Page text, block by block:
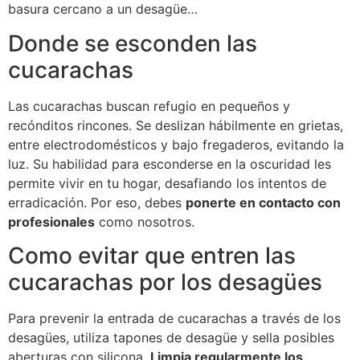
basura cercano a un desagüe…
Donde se esconden las
cucarachas
Las cucarachas buscan refugio en pequeños y
recónditos rincones. Se deslizan hábilmente en grietas,
entre electrodomésticos y bajo fregaderos, evitando la
luz. Su habilidad para esconderse en la oscuridad les
permite vivir en tu hogar, desafiando los intentos de
erradicación. Por eso, debes ponerte en contacto con
profesionales como nosotros.
Como evitar que entren las
cucarachas por los desagües
Para prevenir la entrada de cucarachas a través de los
desagües, utiliza tapones de desagüe y sella posibles
aberturas con silicona. Limpia regularmente los